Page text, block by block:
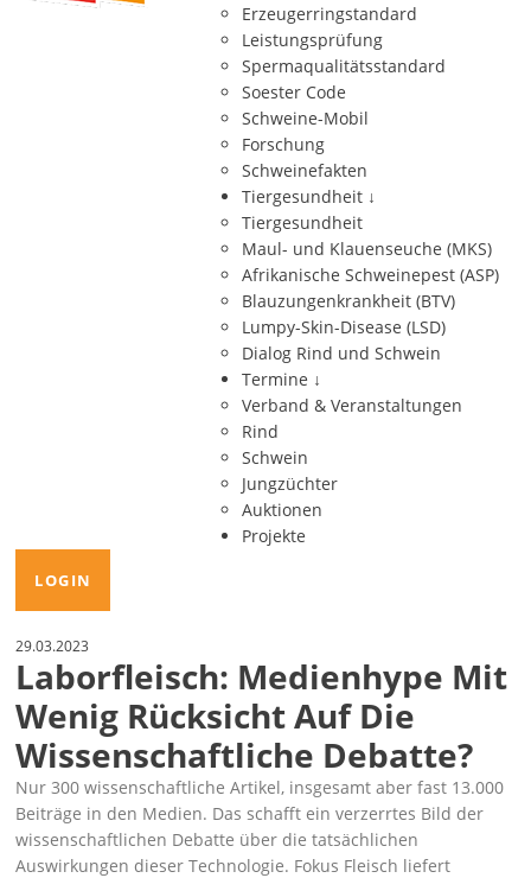
Erzeugerringstandard
Leistungsprüfung
Spermaqualitätsstandard
Soester Code
Schweine-Mobil
Forschung
Schweinefakten
Tiergesundheit ↓
Tiergesundheit
Maul- und Klauenseuche (MKS)
Afrikanische Schweinepest (ASP)
Blauzungenkrankheit (BTV)
Lumpy-Skin-Disease (LSD)
Dialog Rind und Schwein
Termine ↓
Verband & Veranstaltungen
Rind
Schwein
Jungzüchter
Auktionen
Projekte
LOGIN
29.03.2023
Laborfleisch: Medienhype Mit
Wenig Rücksicht Auf Die
Wissenschaftliche Debatte?
Nur 300 wissenschaftliche Artikel, insgesamt aber fast 13.000
Beiträge in den Medien. Das schafft ein verzerrtes Bild der
wissenschaftlichen Debatte über die tatsächlichen
Auswirkungen dieser Technologie. Fokus Fleisch liefert